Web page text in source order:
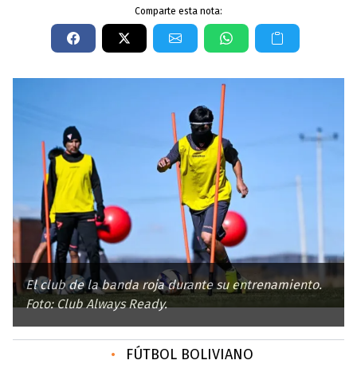
Comparte esta nota:
El club de la banda roja durante su entrenamiento.
Foto: Club Always Ready.
• FÚTBOL BOLIVIANO